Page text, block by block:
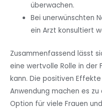
überwachen.
Bei unerwünschten
ein Arzt konsultiert
Zusammenfassend lässt
eine wertvolle Rolle in der
kann. Die positiven
Anwendung machen es
Option für viele Frauen